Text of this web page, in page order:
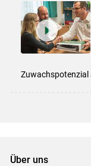
Zuwachspotenzial
Über uns